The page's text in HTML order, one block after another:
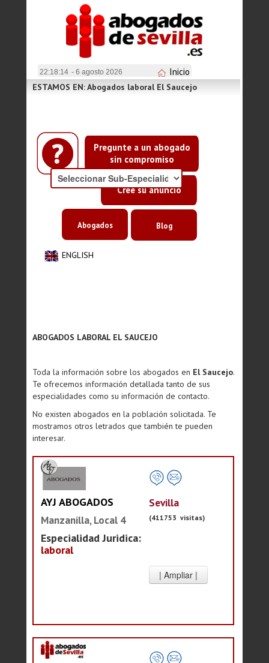
22:18:14 - 6 agosto 2026 Inicio
Pregunte a un abogado
sin compromiso
Cree su anuncio
ESTAMOS EN: Abogados laboral El Saucejo
ENGLISH
Abogados Blog
ABOGADOS LABORAL EL SAUCEJO
Toda la información sobre los abogados en El Saucejo.
Te ofrecemos información detallada tanto de sus
especialidades como su información de contacto.
No existen abogados en la población solicitada. Te
mostramos otros letrados que también te pueden
interesar.
AYJ ABOGADOS
Manzanilla, Local 4
Especialidad Juridica:
laboral
Sevilla
(411753 visitas)